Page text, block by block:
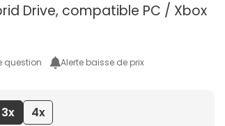
Drive, compatible PC / Xbox
question Alerte baisse de prix
3x
4x